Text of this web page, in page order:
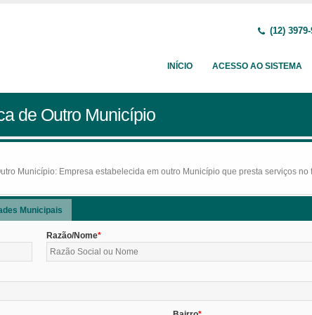
(12)
INÍCIO ACESSO AO SISTEMA
de Outro Município
Município: Empresa estabelecida em outro Município que presta serviços no
Municipais
Razão/Nome